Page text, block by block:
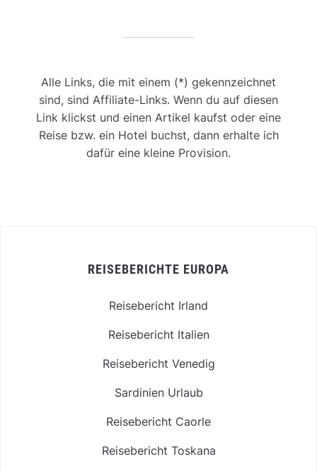
Alle Links, die mit einem (*) gekennzeichnet
sind, sind Affiliate-Links. Wenn du auf diesen
Link klickst und einen Artikel kaufst oder eine
Reise bzw. ein Hotel buchst, dann erhalte ich
dafür eine kleine Provision.
REISEBERICHTE EUROPA
Reisebericht Irland
Reisebericht Italien
Reisebericht Venedig
Sardinien Urlaub
Reisebericht Caorle
Reisebericht Toskana